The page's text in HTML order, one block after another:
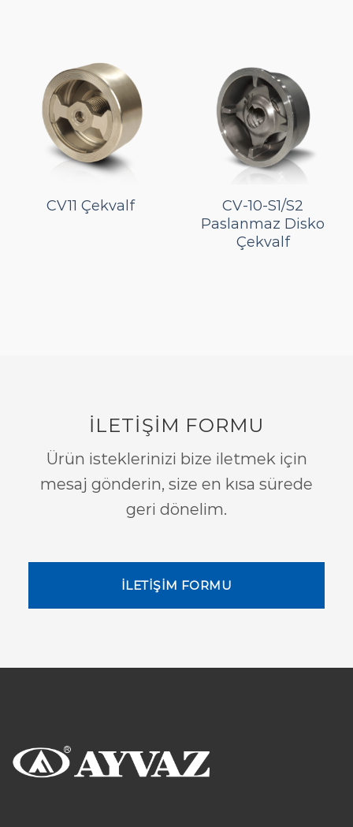
CV11 Çekvalf
CV-10-S1/S2
Paslanmaz Disko
Çekvalf
İLETİŞİM FORMU
Ürün isteklerinizi bize iletmek için
mesaj gönderin, size en kısa sürede
geri dönelim.
İLETİŞİM FORMU